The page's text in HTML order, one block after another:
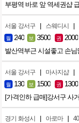
부평역 바로 앞 역세권샵
서울 강서구 | 스웨디시 |
월 240 보 3500 권 2000
발산역부근 시설좋고 손
서울 강서구 | 마사지샵 |
월 130 보 1500 권 1300
[가격인하 급매]강서구 사
경기 화성시 | 아로마 |